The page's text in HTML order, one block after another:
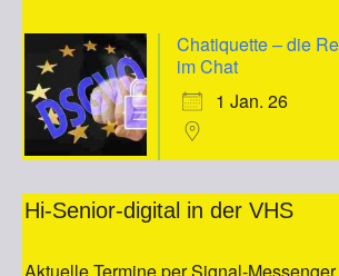
Chatiquette – die
im Chat
1 Jan. 26
Hi-Senior-digital in der VHS